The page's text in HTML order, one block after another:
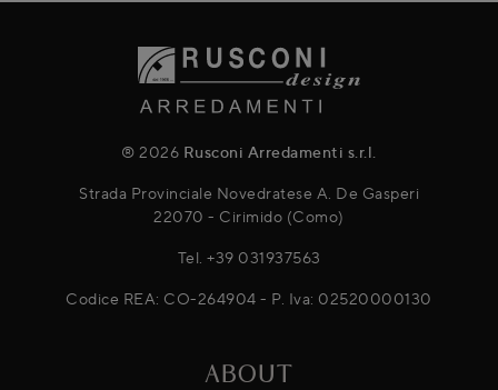
® 2026 Rusconi Arredamenti s.r.l.
Strada Provinciale Novedratese A. De Gasperi
22070 - Cirimido (Como)
Tel. +39 031937563
Codice REA: CO-264904 - P. Iva: 02520000130
ABOUT